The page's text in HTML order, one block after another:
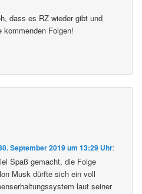
dass es RZ wieder gibt und
kommenden Folgen!
September 2019 um 13:29 Uhr:
Spaß gemacht, die Folge
Musk dürfte sich ein voll
laut seiner